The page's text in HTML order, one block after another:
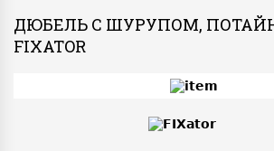
ДЮБЕЛЬ С ШУРУПОМ,
FIXATOR